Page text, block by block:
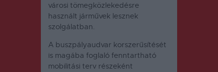
városi tömegközlekedésre
használt járművek lesznek
szolgálatban.
A buszpályaudvar korszerűsítését
is magába foglaló fenntartható
mobilitási terv részeként